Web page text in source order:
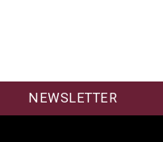
NEWSLETTER